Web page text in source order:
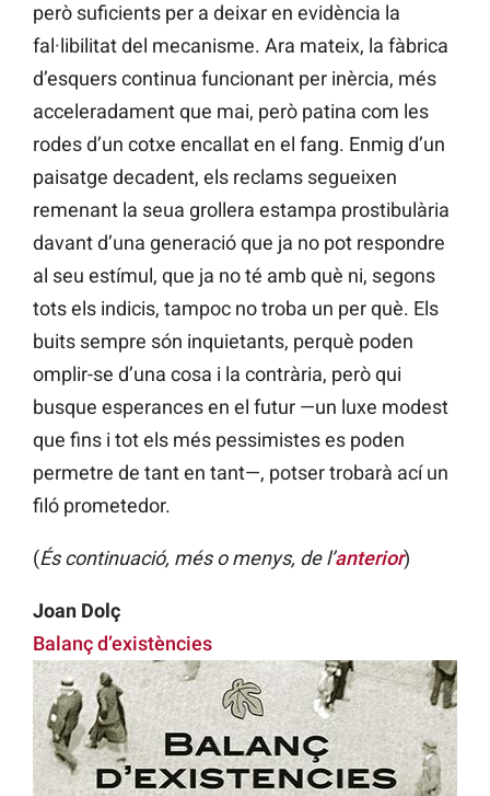
però suficients per a deixar en evidència la
fal·libilitat del mecanisme. Ara mateix, la fàbrica
d’esquers continua funcionant per inèrcia, més
acceleradament que mai, però patina com les
rodes d’un cotxe encallat en el fang. Enmig d’un
paisatge decadent, els reclams segueixen
remenant la seua grollera estampa prostibulària
davant d’una generació que ja no pot respondre
al seu estímul, que ja no té amb què ni, segons
tots els indicis, tampoc no troba un per què. Els
buits sempre són inquietants, perquè poden
omplir-se d’una cosa i la contrària, però qui
busque esperances en el futur —un luxe modest
que fins i tot els més pessimistes es poden
permetre de tant en tant—, potser trobarà ací un
filó prometedor.
(És continuació, més o menys, de l’anterior)
Joan Dolç
Balanç d’existències